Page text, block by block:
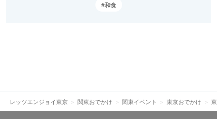
和食
レッツエンジョイ東京 関東おでかけ 関東イベント 東京おでかけ